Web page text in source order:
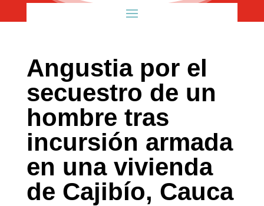
Angustia por el
secuestro de un
hombre tras
incursión armada
en una vivienda
de Cajibío, Cauca